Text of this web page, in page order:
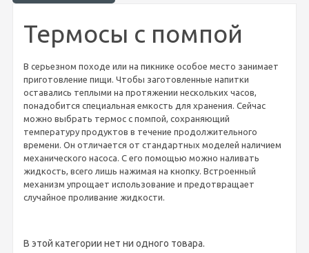
Термосы с помпой
В серьезном походе или на пикнике особое место занимает
приготовление пищи. Чтобы заготовленные напитки
оставались теплыми на протяжении нескольких часов,
понадобится специальная емкость для хранения. Сейчас
можно выбрать термос с помпой, сохраняющий
температуру продуктов в течение продолжительного
времени. Он отличается от стандартных моделей наличием
механического насоса. С его помощью можно наливать
жидкость, всего лишь нажимая на кнопку. Встроенный
механизм упрощает использование и предотвращает
случайное проливание жидкости.
В этой категории нет ни одного товара.